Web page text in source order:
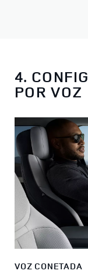
4.
POR VOZ
VOZ CONETADA